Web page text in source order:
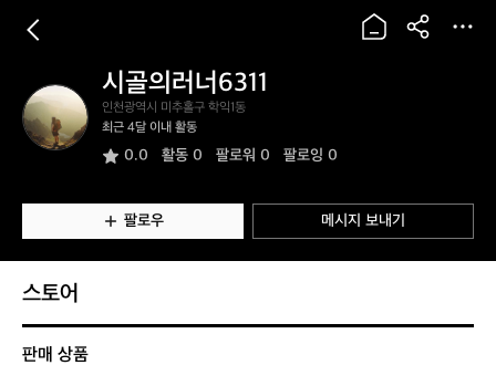
시
골
의
6
1
1
시골의러너6311
인천광역시 미추홀구 학익1동
최근 4달 이내 활동
0.0 활동 0 팔로워 0 팔로잉 0
팔로우 메시지 보내기
스토어
판매 상품